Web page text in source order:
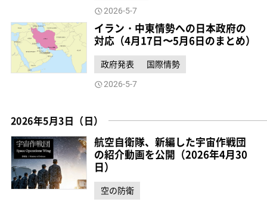
2026-5-7
イラン・中東情勢への日本政府の
対応（4月17日〜5月6日のまとめ）
政府発表 国際情勢
2026-5-7
2026年5月3日（日）
航空自衛隊、新編した宇宙作戦団
の紹介動画を公開（2026年4月30
日）
空の防衛